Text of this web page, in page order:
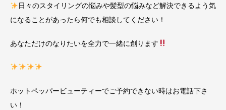
日々のスタイリングの悩みや髪型の悩みなど解決できるよう気
になることがあったら何でも相談してください！
あなただけのなりたいを全力で一緒に創ります
ホットペッパービューティーでご予約できない時はお電話下さ
い！